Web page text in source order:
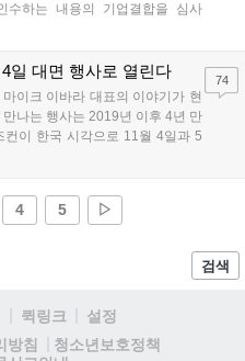
수하는 내용의 기업결합을 심사
쟁을 실질적으로 제한할 우려
억 달러)에 취득하는...
일 대면 행사로 열린다
이크 이바라 대표의 이야기가 현
나는 행사는 2019년 이후 4년 만
컨이 한국 시각으로 11월 4일과 5
표했다. 이번 블리즈컨은 온라인
리즈컨은...
74
4 5 ▷
검색
퀵링크
설정
방침
청소년보호정책